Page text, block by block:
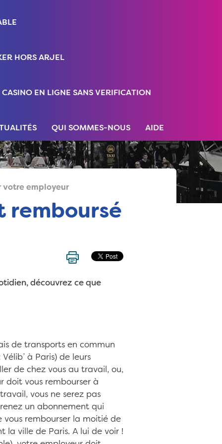
HORS ARJEL
CASINO EN LIGNE SANS VERIFICATION
QUI SOMMES-NOUS AIDE
votre employeur
remboursé
découvrez ce que
de transports en commun
à Paris) de leurs
de chez vous au travail, ou,
doit vous rembourser à
vous ne serez pas
un abonnement qui
vous rembourser la moitié de
la ville de Paris. A lui de voir !